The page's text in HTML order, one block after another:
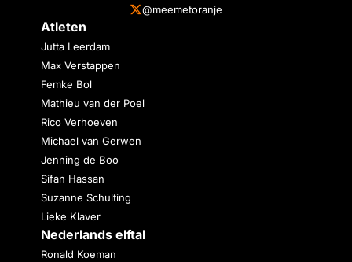
@meemetoranje
Atleten
Jutta Leerdam
Max Verstappen
Femke Bol
Mathieu van der Poel
Rico Verhoeven
Michael van Gerwen
Jenning de Boo
Sifan Hassan
Suzanne Schulting
Lieke Klaver
Nederlands elftal
Ronald Koeman